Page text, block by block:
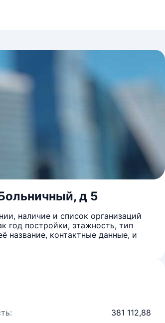
д 5
наличие и список организаций
год постройки, этажность, тип
название, контактные данные, и
381 112,88